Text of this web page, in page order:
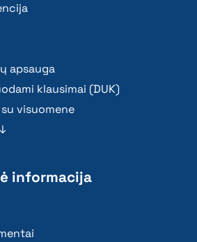
apsauga
klausimai (DUK)
visuomene
informacija